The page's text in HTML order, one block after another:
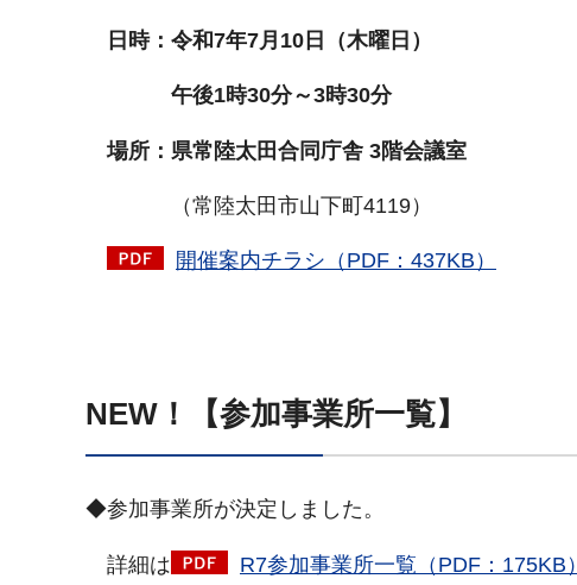
日時：令和7年7月10日（木曜日）
午後1時30分～3時30分
場所： 県常陸太田合同庁舎 3階会議室
（常陸太田市山下町4119）
開催案内チラシ（PDF：437KB）
NEW！【参加事業所一覧】
◆参加事業所が決定しました。
詳細は R7参加事業所一覧（PDF：175KB）